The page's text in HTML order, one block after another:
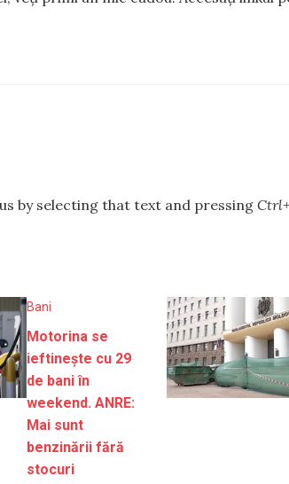
by selecting that text and pressing
Bani
Motorina se
ieftinește cu 29
de bani în
weekend. ANRE:
Mai sunt
benzinării fără
stocuri